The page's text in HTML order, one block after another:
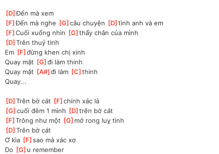
[D ]
Đến mà xem
[F ]
Đến mà nghe [G ]
câu chuyện [D ]tình anh và em
[F ]
Cuối xuống nhìn [G ]thấy chân của mình
[D ]
Trên thuỷ tinh
Em [F ]
đừng khen chị xinh
Quay mặt [G ]
đi làm thinh
Quay mặt [A# ]
đi làm [C ]thinh
Quay...
[D ]
Trên bờ cát [F ]
chính xác là
[G ]
cuối đêm 1 mình [D ]trên bờ cát
[F ]
Trông như một [G ]mớ rong luỵ tình
[D ]
Trên bờ cát
Ơ kìa [F ]
sao mà xác xơ
Do [G ]u remember